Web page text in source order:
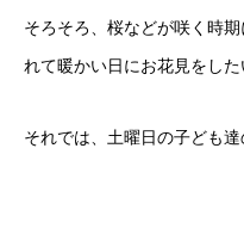
そろそろ、桜などが咲く時
れて暖かい日にお花見をし
それでは、土曜日の子ども